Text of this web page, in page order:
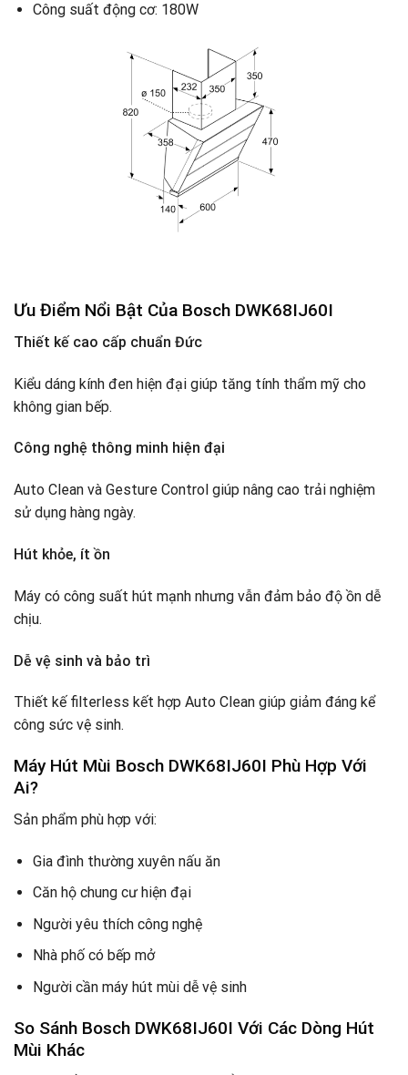
Công suất động cơ: 180W
Ưu Điểm Nổi Bật Của Bosch DWK68IJ60I
Thiết kế cao cấp chuẩn Đức
Kiểu dáng kính đen hiện đại giúp tăng tính thẩm mỹ cho
không gian bếp.
Công nghệ thông minh hiện đại
Auto Clean và Gesture Control giúp nâng cao trải nghiệm
sử dụng hàng ngày.
Hút khỏe, ít ồn
Máy có công suất hút mạnh nhưng vẫn đảm bảo độ ồn dễ
chịu.
Dễ vệ sinh và bảo trì
Thiết kế filterless kết hợp Auto Clean giúp giảm đáng kể
công sức vệ sinh.
Máy Hút Mùi Bosch DWK68IJ60I Phù Hợp Với
Ai?
Sản phẩm phù hợp với:
Gia đình thường xuyên nấu ăn
Căn hộ chung cư hiện đại
Người yêu thích công nghệ
Nhà phố có bếp mở
Người cần máy hút mùi dễ vệ sinh
So Sánh Bosch DWK68IJ60I Với Các Dòng Hút
Mùi Khác